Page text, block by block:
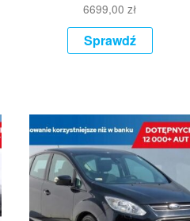
6699,00zł
Sprawdź